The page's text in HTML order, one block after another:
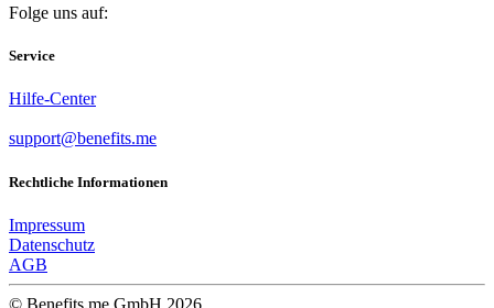
Folge uns auf:
Service
Hilfe-Center
support@benefits.me
Rechtliche Informationen
Impressum
Datenschutz
AGB
© Benefits.me GmbH 2026